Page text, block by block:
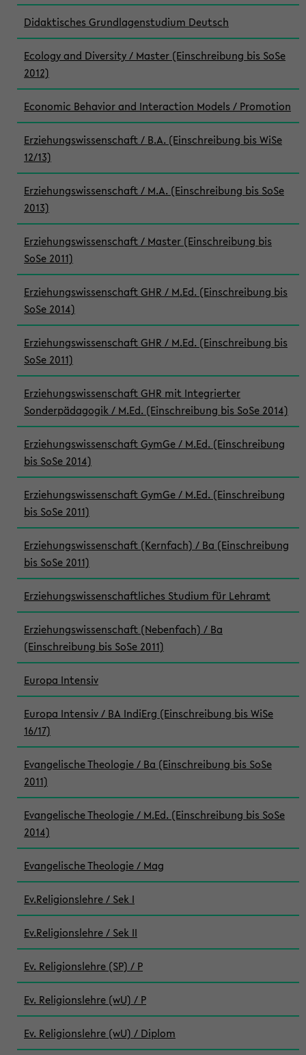
Didaktisches Grundlagenstudium Deutsch
Ecology and Diversity / Master (Einschreibung bis SoSe
2012)
Economic Behavior and Interaction Models / Promotion
Erziehungswissenschaft / B.A. (Einschreibung bis WiSe
12/13)
Erziehungswissenschaft / M.A. (Einschreibung bis SoSe
2013)
Erziehungswissenschaft / Master (Einschreibung bis
SoSe 2011)
Erziehungswissenschaft GHR / M.Ed. (Einschreibung bis
SoSe 2014)
Erziehungswissenschaft GHR / M.Ed. (Einschreibung bis
SoSe 2011)
Erziehungswissenschaft GHR mit Integrierter
Sonderpädagogik / M.Ed. (Einschreibung bis SoSe 2014)
Erziehungswissenschaft GymGe / M.Ed. (Einschreibung
bis SoSe 2014)
Erziehungswissenschaft GymGe / M.Ed. (Einschreibung
bis SoSe 2011)
Erziehungswissenschaft (Kernfach) / Ba (Einschreibung
bis SoSe 2011)
Erziehungswissenschaftliches Studium für Lehramt
Erziehungswissenschaft (Nebenfach) / Ba
(Einschreibung bis SoSe 2011)
Europa Intensiv
Europa Intensiv / BA IndiErg (Einschreibung bis WiSe
16/17)
Evangelische Theologie / Ba (Einschreibung bis SoSe
2011)
Evangelische Theologie / M.Ed. (Einschreibung bis SoSe
2014)
Evangelische Theologie / Mag
Ev.Religionslehre / Sek I
Ev.Religionslehre / Sek II
Ev. Religionslehre (SP) / P
Ev. Religionslehre (wU) / P
Ev. Religionslehre (wU) / Diplom